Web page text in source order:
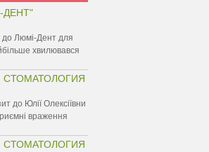
Люмі-Дент для
хвилювався
СТОМАТОЛОГИЯ
до Юлії Олексіївни
враження
СТОМАТОЛОГИЯ